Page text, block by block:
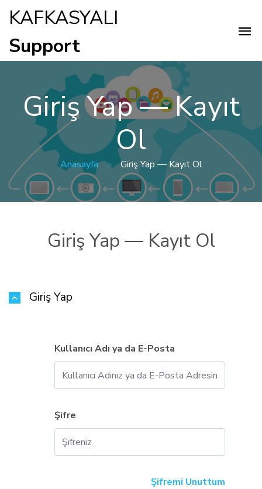
KAFKASYALI
Support
Giriş Yap — Kayıt
Ol
Anasayfa > Giriş Yap — Kayıt Ol
Giriş Yap — Kayıt Ol
Giriş Yap
Kullanıcı Adı ya da E-Posta
Şifre
Şifremi Unuttum